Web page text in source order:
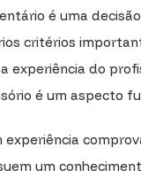
é uma
critérios
experiência do
é um aspecto
experiência
um